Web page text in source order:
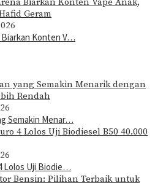
Konten V…
Semakin Menar…
Lolos Uji Biodie…